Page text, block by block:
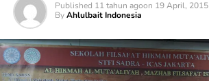
Published 11 tahun agoon 19 April, 2015
By Ahlulbait Indonesia